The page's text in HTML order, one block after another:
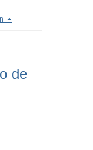
de